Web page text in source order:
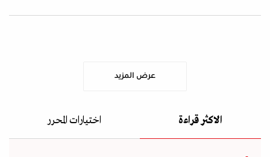
عرض المزيد
الاكثر قراءة اختيارات المحرر